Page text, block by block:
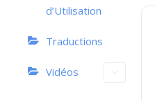
d’Utilisation
Traductions
Vidéos